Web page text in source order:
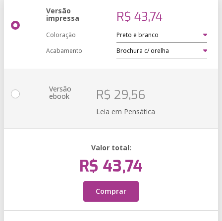
Versão
impressa R$ 43,74
Coloração
Acabamento
Versão
ebook R$ 29,56
Leia em Pensática
Valor total:
R$ 43,74
Comprar